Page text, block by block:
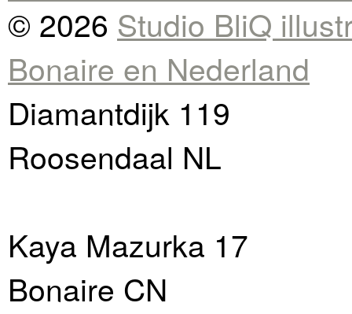
© 2026 Studio BliQ
Bonaire en Nederland
Diamantdijk 119
Roosendaal NL
Kaya Mazurka 17
Bonaire CN